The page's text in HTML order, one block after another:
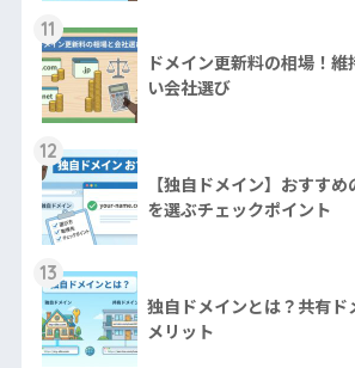
11
ドメイン更新料の相場！
い会社選び
12
【独自ドメイン】おすす
を選ぶチェックポイント
13
独自ドメインとは？共有ド
メリット